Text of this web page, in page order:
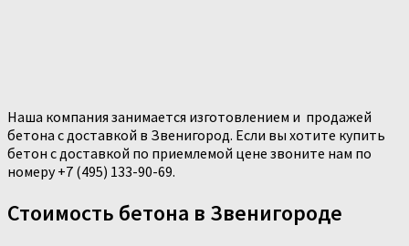
Наша компания занимается изготовлением и продажей
бетона с доставкой в Звенигород. Если вы хотите купить
бетон с доставкой по приемлемой цене звоните нам по
номеру +7 (495) 133-90-69.
Стоимость бетона в Звенигороде